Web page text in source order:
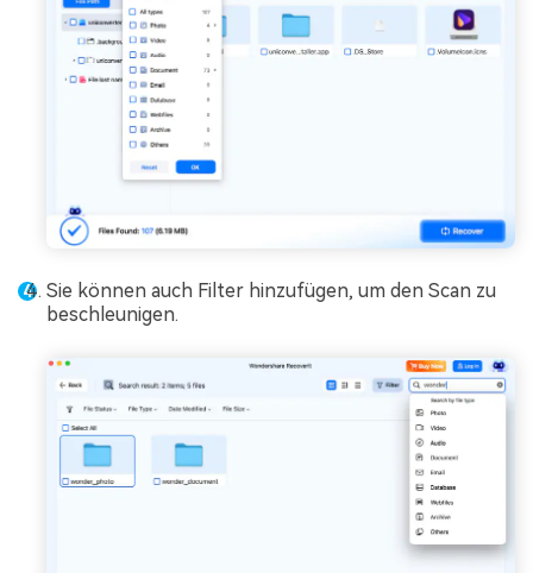
Sie können auch Filter hinzufügen, um den Scan zu
beschleunigen.